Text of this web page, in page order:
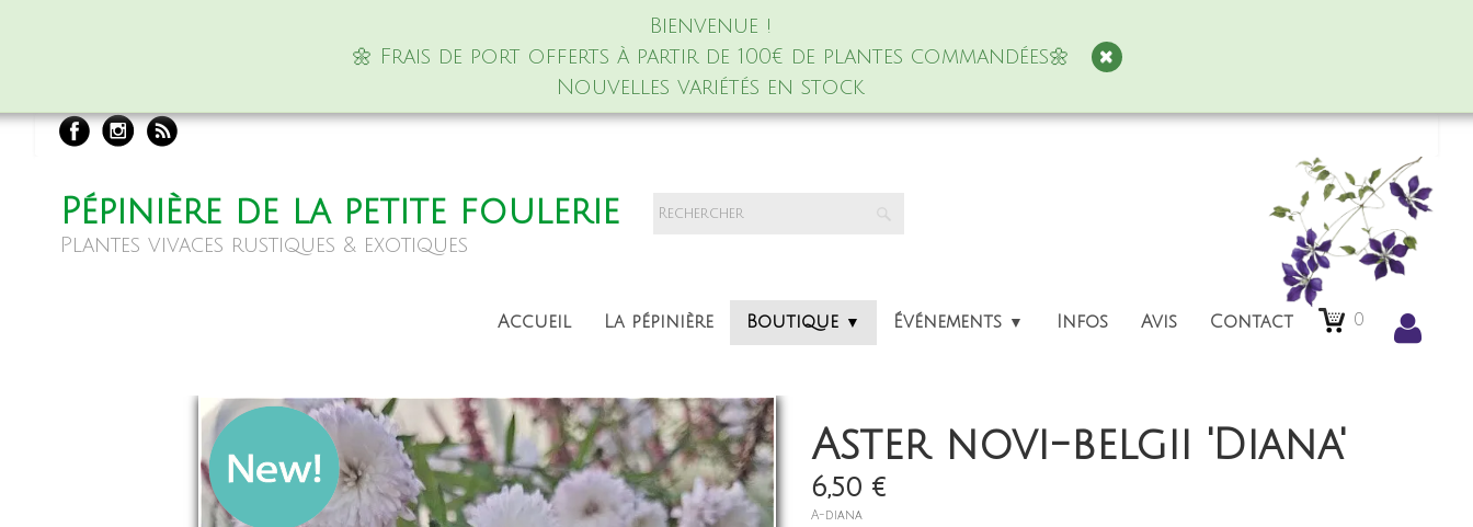
Bienvenue !
🌼 Frais de port offerts à partir de 100€ de plantes commandées🌼
Nouvelles variétés en stock
Pépinière de la petite foulerie
Plantes vivaces rustiques & exotiques
Accueil La pépinière Boutique ▼ Événements ▼ Infos Avis Contact 0
Aster novi-belgii 'Diana'
6,50 €
A-diana